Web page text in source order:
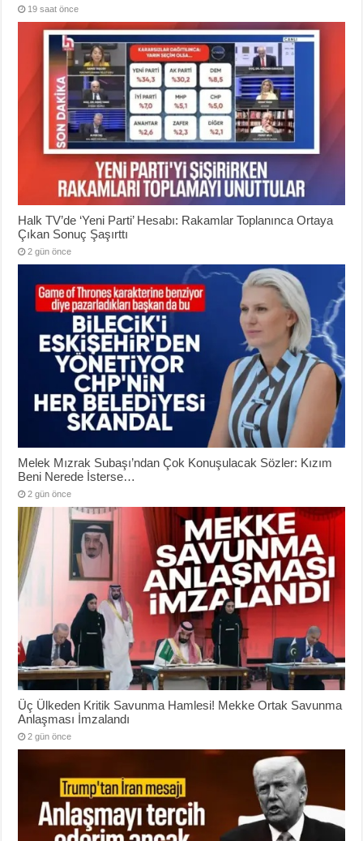
19 saat önce
Halk TV’de ‘Yeni Parti’ Hesabı: Rakamlar Toplanınca Ortaya
Çıkan Sonuç Şaşırttı
2 gün önce
Melek Mızrak Subaşı’ndan Çok Konuşulacak Sözler: Kızım
Beni Nerede İsterse…
2 gün önce
Üç Ülkeden Kritik Savunma Hamlesi! Mekke Ortak Savunma
Anlaşması İmzalandı
2 gün önce